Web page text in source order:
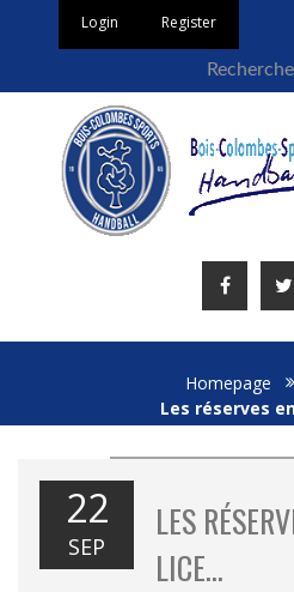
Login Register
Homepage
Les réserves
22
SEP
LES
LICE…